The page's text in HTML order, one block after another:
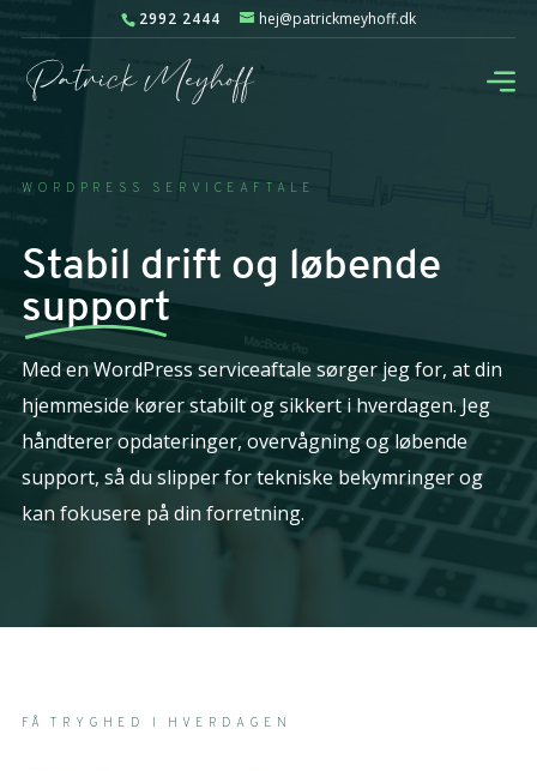
2992 2444 hej@patrickmeyhoff.dk
WORDPRESS SERVICEAFTALE
Stabil drift og løbende
support
Med en WordPress serviceaftale sørger jeg for, at din
hjemmeside kører stabilt og sikkert i hverdagen. Jeg
håndterer opdateringer, overvågning og løbende
support, så du slipper for tekniske bekymringer og
kan fokusere på din forretning.
FÅ TRYGHED I HVERDAGEN